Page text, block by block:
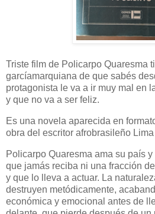
Triste film de Policarpo Quaresma
garcíamarquiana de que sabés
protagonista le va a ir muy mal en
y que no va a ser feliz.
Es una novela aparecida en
obra del escritor afrobrasileño
Policarpo Quaresma ama su país
que jamás reciba ni una fracción
y que lo lleva a actuar. La
destruyen metódicamente,
económica y emocional antes de